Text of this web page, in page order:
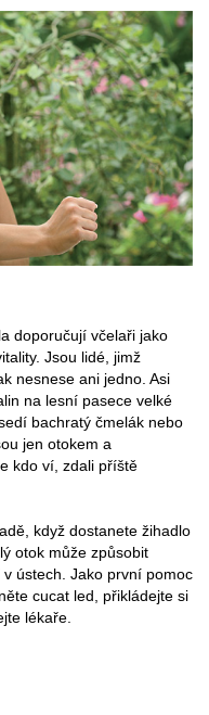
doporučují včelaři jako
Jsou lidé, jimž
nesnese ani jedno. Asi
na lesní pasece velké
bachratý čmelák nebo
jen otokem a
kdo ví, zdali příště
když dostanete žihadlo
otok může způsobit
ústech. Jako první pomoc
cucat led, přikládejte si
lékaře.